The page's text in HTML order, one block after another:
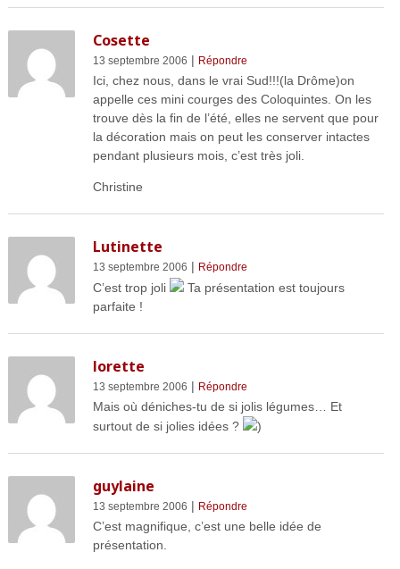
Cosette
13 septembre 2006 | Répondre
Ici, chez nous, dans le vrai Sud!!!(la Drôme)on
appelle ces mini courges des Coloquintes. On les
trouve dès la fin de l’été, elles ne servent que pour
la décoration mais on peut les conserver intactes
pendant plusieurs mois, c’est très joli.
Christine
Lutinette
13 septembre 2006 | Répondre
C’est trop joli
Ta présentation est toujours
parfaite !
lorette
13 septembre 2006 | Répondre
Mais où déniches-tu de si jolis légumes… Et
surtout de si jolies idées ?
)
guylaine
13 septembre 2006 | Répondre
C’est magnifique, c’est une belle idée de
présentation.